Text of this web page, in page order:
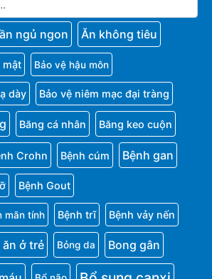
ngủ ngon Ăn không tiêu
mật Bảo vệ hậu môn
dày Bảo vệ niêm mạc đại tràng
Băng cá nhân Băng keo cuộn
Crohn Bệnh cúm Bệnh gan
Bệnh Gout
mãn tính Bệnh trĩ Bệnh vảy nến
ăn ở trẻ Bỏng da Bong gân